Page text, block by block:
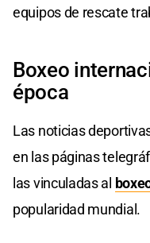
equipos de rescate
Boxeo
época
Las noticias
en las páginas
las vinculadas al
popularidad mundial.